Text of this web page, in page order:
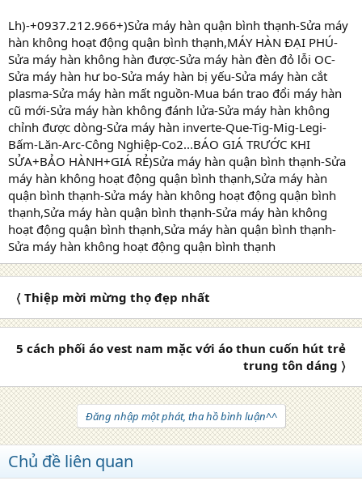
Lh)-+0937.212.966+)Sửa máy hàn quận bình thạnh-Sửa máy
hàn không hoạt động quận bình thạnh,MÁY HÀN ĐẠI PHÚ-
Sửa máy hàn không hàn được-Sửa máy hàn đèn đỏ lỗi OC-
Sửa máy hàn hư bo-Sửa máy hàn bị yếu-Sửa máy hàn cắt
plasma-Sửa máy hàn mất nguồn-Mua bán trao đổi máy hàn
cũ mới-Sửa máy hàn không đánh lửa-Sửa máy hàn không
chỉnh được dòng-Sửa máy hàn inverte-Que-Tig-Mig-Legi-
Bấm-Lăn-Arc-Công Nghiệp-Co2...BÁO GIÁ TRƯỚC KHI
SỬA+BẢO HÀNH+GIÁ RẺ)Sửa máy hàn quận bình thạnh-Sửa
máy hàn không hoạt động quận bình thạnh,Sửa máy hàn
quận bình thạnh-Sửa máy hàn không hoạt động quận bình
thạnh,Sửa máy hàn quận bình thạnh-Sửa máy hàn không
hoạt động quận bình thạnh,Sửa máy hàn quận bình thạnh-
Sửa máy hàn không hoạt động quận bình thạnh
〈 Thiệp mời mừng thọ đẹp nhất
5 cách phối áo vest nam mặc với áo thun cuốn hút trẻ
trung tôn dáng 〉
Đăng nhập một phát, tha hồ bình luận^^
Chủ đề liên quan